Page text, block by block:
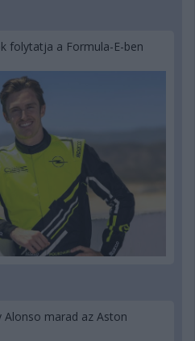
folytatja a Formula-E-ben
Alonso marad az Aston